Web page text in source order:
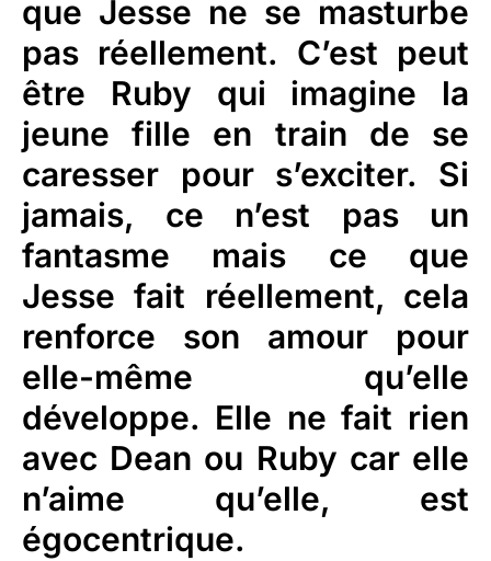
que Jesse ne se masturbe
pas réellement. C’est peut
être Ruby qui imagine la
jeune fille en train de se
caresser pour s’exciter. Si
jamais, ce n’est pas un
fantasme mais ce que
Jesse fait réellement, cela
renforce son amour pour
elle-même qu’elle
développe. Elle ne fait rien
avec Dean ou Ruby car elle
n’aime qu’elle, est
égocentrique.